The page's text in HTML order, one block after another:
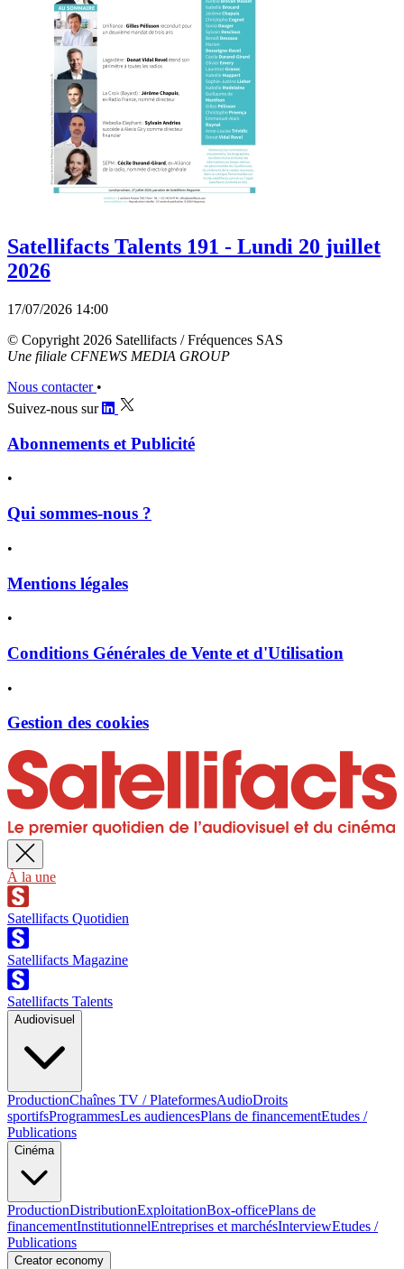
Satellifacts Talents 191 - Lundi 20 juillet
2026
17/07/2026 14:00
© Copyright 2026 Satellifacts / Fréquences SAS
Une filiale CFNEWS MEDIA GROUP
Nous contacter •
Suivez-nous sur
Abonnements et Publicité
•
Qui sommes-nous ?
•
Mentions légales
•
Conditions Générales de Vente et d'Utilisation
•
Gestion des cookies
À la une
Satellifacts Quotidien
Satellifacts Magazine
Satellifacts Talents
Audiovisuel
ProductionChaînes TV / PlateformesAudioDroits
sportifsProgrammesLes audiencesPlans de financementEtudes /
Publications
Cinéma
ProductionDistributionExploitationBox-officePlans de
financementInstitutionnelEntreprises et marchésInterviewEtudes /
Publications
Creator economy